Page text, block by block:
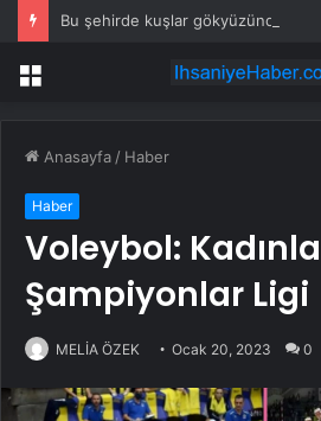
Bu şehirde kuşlar gökyüzünden
Menü
Anasayfa / Haber
Haber
Voleybol:
Şampiyonlar Ligi
MELİA ÖZEK Ocak 20, 2023 0